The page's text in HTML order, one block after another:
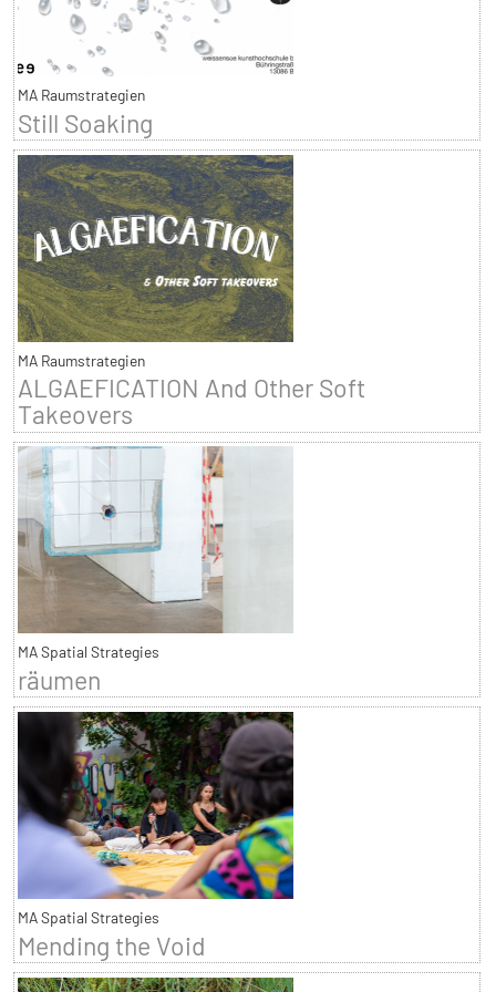
MA Raumstrategien
Still Soaking
MA Raumstrategien
ALGAEFICATION And Other Soft
Takeovers
MA Spatial Strategies
räumen
MA Spatial Strategies
Mending the Void